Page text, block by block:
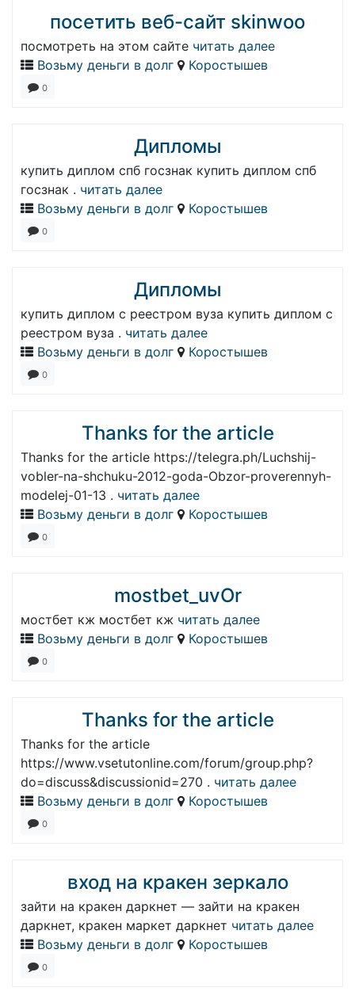
посетить веб-сайт skinwoo
посмотреть на этом сайте читать далее
Возьму деньги в долг
Коростышев
0
Дипломы
купить диплом спб госзнак купить диплом спб
госзнак . читать далее
Возьму деньги в долг
Коростышев
0
Дипломы
купить диплом с реестром вуза купить диплом с
реестром вуза . читать далее
Возьму деньги в долг
Коростышев
0
Thanks for the article
Thanks for the article https://telegra.ph/Luchshij-
vobler-na-shchuku-2012-goda-Obzor-proverennyh-
modelej-01-13 . читать далее
Возьму деньги в долг
Коростышев
0
mostbet_uvOr
мостбет кж мостбет кж читать далее
Возьму деньги в долг
Коростышев
0
Thanks for the article
Thanks for the article
https://www.vsetutonline.com/forum/group.php?
do=discuss&discussionid=270 . читать далее
Возьму деньги в долг
Коростышев
0
вход на кракен зеркало
зайти на кракен даркнет — зайти на кракен
даркнет, кракен маркет даркнет читать далее
Возьму деньги в долг
Коростышев
0